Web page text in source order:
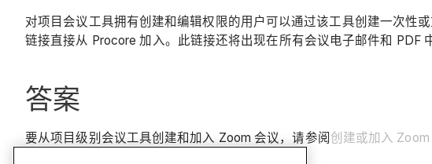
对项目会议工具拥有创建和编辑权限的用户可以通过该工具创建一次性
链接直接从 Procore 加入。此链接还将出现在所有会议电子邮件和 PDF
答案
要从项目级别会议工具创建和加入 Zoom 会议，请参阅 创建或加入